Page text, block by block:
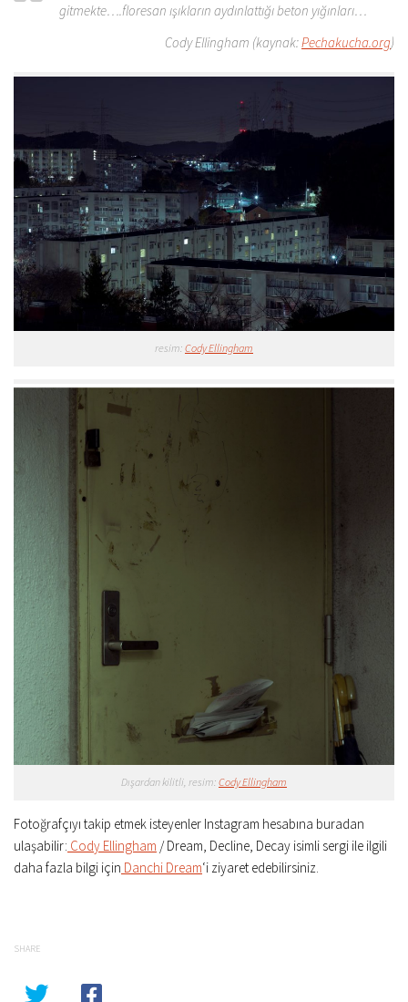
gitmekte….floresan ışıkların aydınlattığı beton yığınları…
Cody Ellingham (kaynak:Pechakucha.org)
resim: Cody Ellingham
Dışardan kilitli, resim: Cody Ellingham
Fotoğrafçıyı takip etmek isteyenler Instagram hesabına buradan
ulaşabilir: Cody Ellingham / Dream, Decline, Decay isimli sergi ile ilgili
daha fazla bilgi için Danchi Dream‘i ziyaret edebilirsiniz.
SHARE